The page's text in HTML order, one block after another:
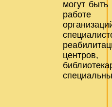
могут
работе